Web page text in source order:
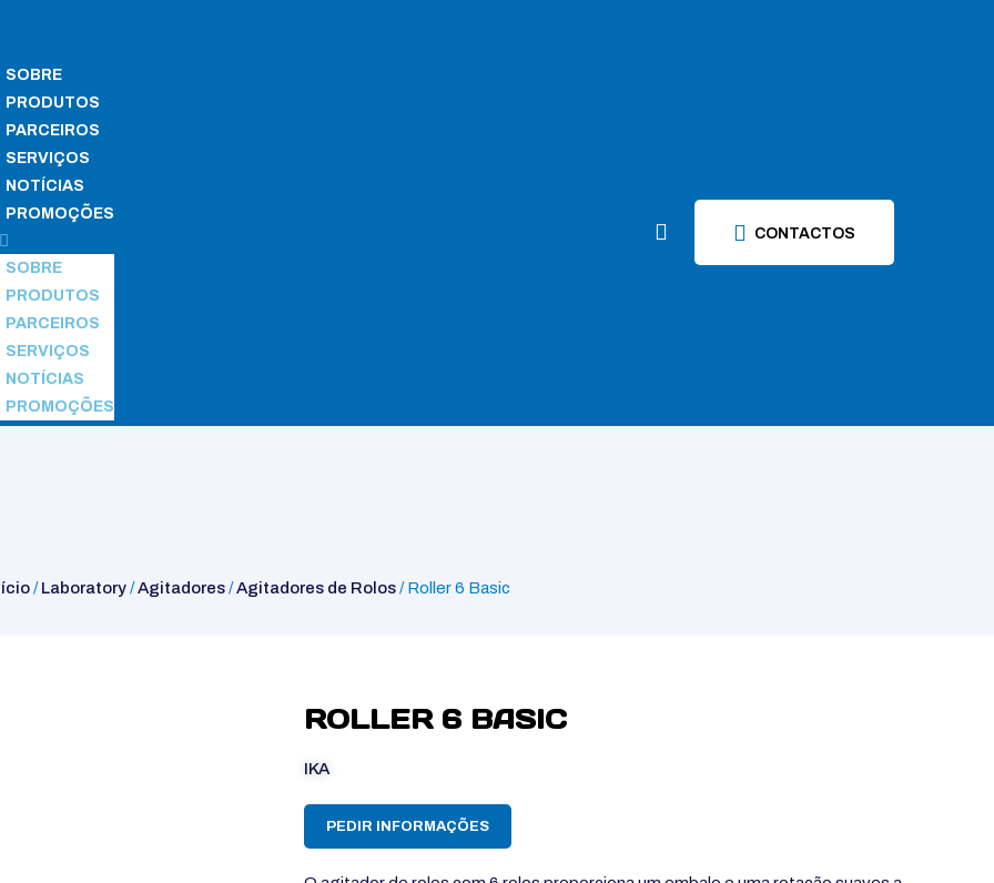
SOBRE
PRODUTOS
PARCEIROS
SERVIÇOS
NOTÍCIAS
PROMOÇÕES
SOBRE
PRODUTOS
PARCEIROS
SERVIÇOS
NOTÍCIAS
PROMOÇÕES
CONTACTOS
/Laboratory/Agitadores/Agitadores de Rolos/ Roller 6 Basic
ROLLER 6 BASIC
IKA
PEDIR INFORMAÇÕES